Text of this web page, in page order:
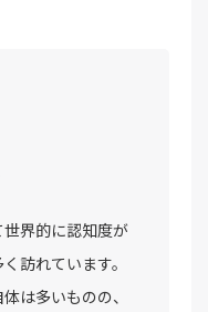
界的に認知度が
訪れています。
は多いものの、